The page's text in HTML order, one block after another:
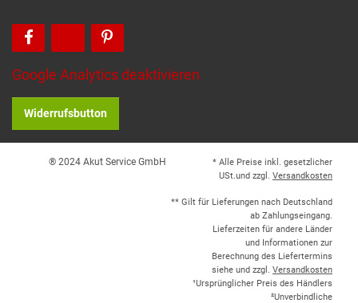
Google Analytics deaktivieren
Widerrufsbutton
® 2024 Akut Service GmbH
* Alle Preise inkl. gesetzlicher
USt.und zzgl. Versandkosten
** Gilt für Lieferungen nach Deutschland
ab Zahlungseingang.
Lieferzeiten für andere Länder
und Informationen zur
Berechnung des Liefertermins
siehe und zzgl. Versandkosten
¹Ursprünglicher Preis des Händlers
²Unverbindliche